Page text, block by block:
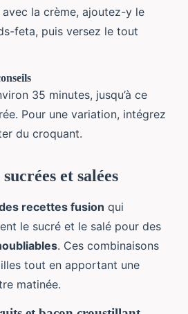
la crème, ajoutez-y le
feta, puis versez le tout
35 minutes, jusqu’à ce
Pour une variation, intégrez
du croquant.
et salées
recettes fusion qui
le sucré et le salé pour des
. Ces combinaisons
tout en apportant une
matinée.